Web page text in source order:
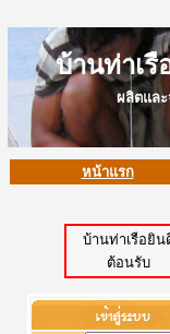
บ้านท่าเ
ผลิตและจำหน่ายเ
หน้าแรก
บ้านท่าเรือยิน
ต้อนรับ